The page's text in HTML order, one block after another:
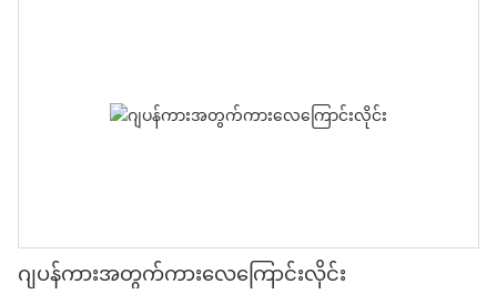
ဂျပန်ကားအတွက်ကားလေကြောင်းလိုင်း